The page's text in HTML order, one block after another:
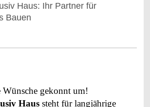
Haus: Ihr Partner für
Bauen
Wünsche gekonnt um!
Haussteht für langjährige